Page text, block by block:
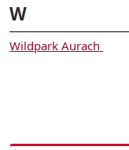
W
Wildpark Aurach